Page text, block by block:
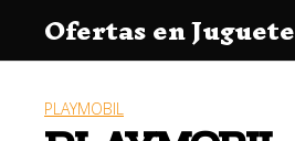
contenido
Ofertas en
PLAYMOBIL